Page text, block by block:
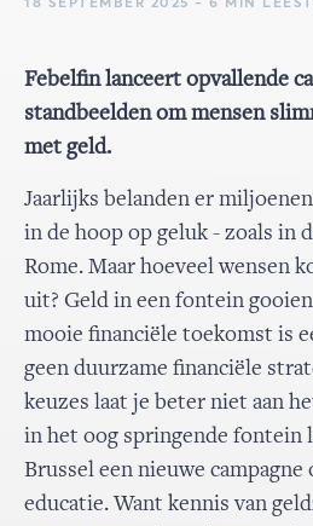
18 SEPTEMBER 2025 - 6 MIN
Febelfin lanceert opvallende
standbeelden om mensen
met geld.
Jaarlijks belanden er
in de hoop op geluk - zoals in
Rome. Maar hoeveel wensen
uit? Geld in een fontein
mooie financiële toekomst is
geen duurzame financiële
keuzes laat je beter niet aan
in het oog springende fontein
Brussel een nieuwe campagne
educatie. Want kennis van